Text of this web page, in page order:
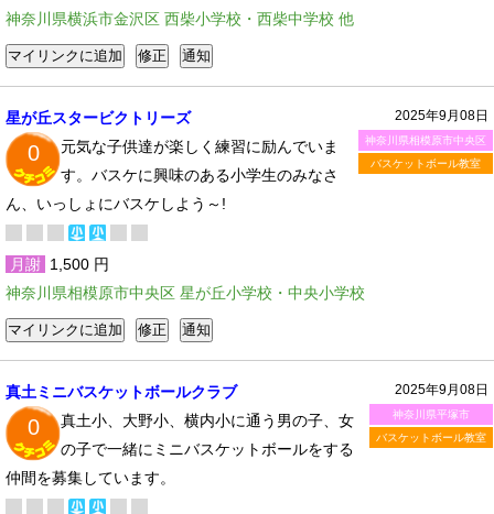
神奈川県横浜市金沢区 西柴小学校・西柴中学校 他
2025年9月08日
神奈川県相模原市中央区
バスケットボール教室
星が丘スタービクトリーズ
0
元気な子供達が楽しく練習に励んでいま
す。バスケに興味のある小学生のみなさ
ん、いっしょにバスケしよう～!
月謝 1,500 円
神奈川県相模原市中央区 星が丘小学校・中央小学校
2025年9月08日
神奈川県平塚市
バスケットボール教室
真土ミニバスケットボールクラブ
0
真土小、大野小、横内小に通う男の子、女
の子で一緒にミニバスケットボールをする
仲間を募集しています。